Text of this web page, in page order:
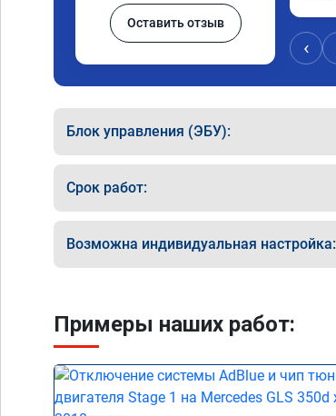
Оставить отзыв
‹
Блок управления (ЭБУ):
Срок работ:
Возможна индивидуальная настройка:
Примеры наших работ: